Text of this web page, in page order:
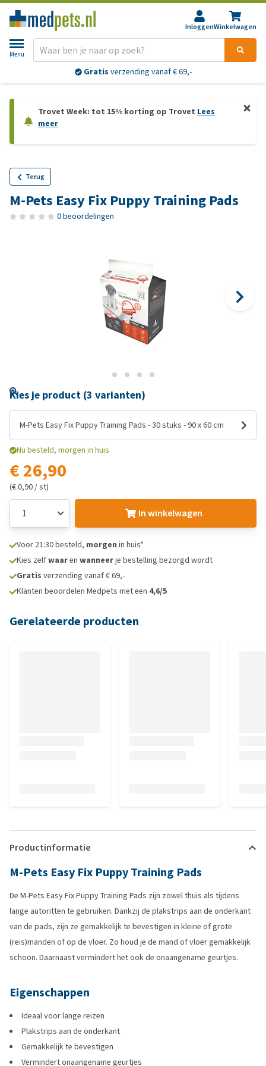
InloggenWinkelwagen
Menu
Gratis verzending vanaf € 69,-
Trovet Week: tot 15% korting op Trovet Lees
meer
Terug
M-Pets Easy Fix Puppy Training Pads
0 beoordelingen
Kies je product (3 varianten)
M-Pets Easy Fix Puppy Training Pads - 30 stuks - 90 x 60 cm
Nu besteld, morgen in huis
€ 26,90
(€ 0,90 / st)
In winkelwagen
Voor 21:30 besteld, morgen in huis*
Kies zelfwaaren wanneerje bestelling bezorgd wordt
Gratis verzending vanaf € 69,-
Klanten beoordelen Medpets met een 4,6/5
Gerelateerde producten
Productinformatie
M-Pets Easy Fix Puppy Training Pads
De M-Pets Easy Fix Puppy Training Pads zijn zowel thuis als tijdens
lange autoritten te gebruiken. Dankzij de plakstrips aan de onderkant
van de pads, zijn ze gemakkelijk te bevestigen in kleine of grote
(reis)manden of op de vloer. Zo houd je de mand of vloer gemakkelijk
schoon. Daarnaast vermindert het ook de onaangename geurtjes.
Eigenschappen
Ideaal voor lange reizen
Plakstrips aan de onderkant
Gemakkelijk te bevestigen
Vermindert onaangename geurtjes